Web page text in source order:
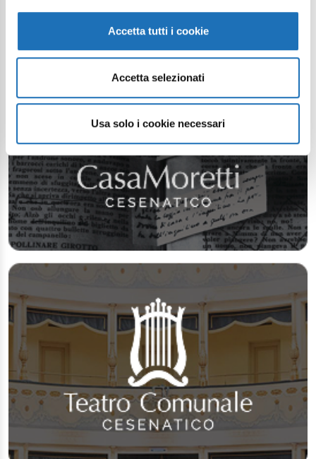
Accetta tutti i cookie
Accetta selezionati
Usa solo i cookie necessari